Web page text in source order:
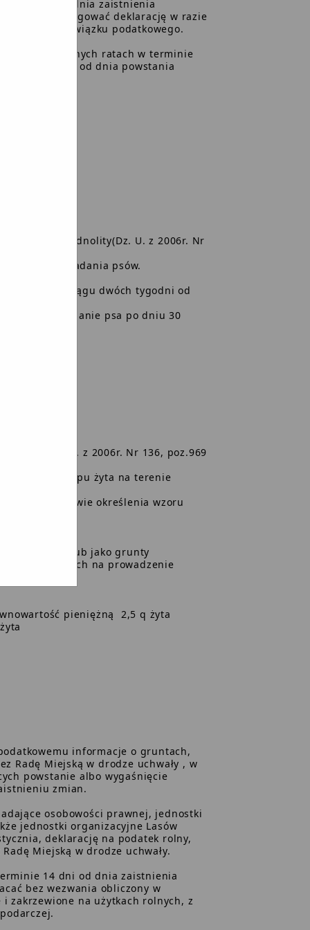
14 dni od dnia zaistnienia
skorygować deklarację w razie
obowiązku podatkowego.
w dwóch równych ratach w terminie
14 dni od dnia powstania
- tekst jednolity(Dz. U. z 2006r. Nr
opłty od posiadania psów.
maja lub w ciągu dwóch tygodni od
w posiadanie psa po dniu 30
(Dz. U. z 2006r. Nr 136, poz.969
ceny skupu żyta na terenie
w sprawie określenia wzoru
użytki rolne lub jako grunty
zajętych na prowadzenie
pieniężną 2,5 q żyta
informacje o gruntach,
Radę Miejską w drodze uchwały , w
powstanie albo wygaśnięcie
zmian.
osobowości prawnej, jednostki
jednostki organizacyjne Lasów
deklarację na podatek rolny,
Miejską w drodze uchwały.
14 dni od dnia zaistnienia
bez wezwania obliczony w
zakrzewione na użytkach rolnych, z